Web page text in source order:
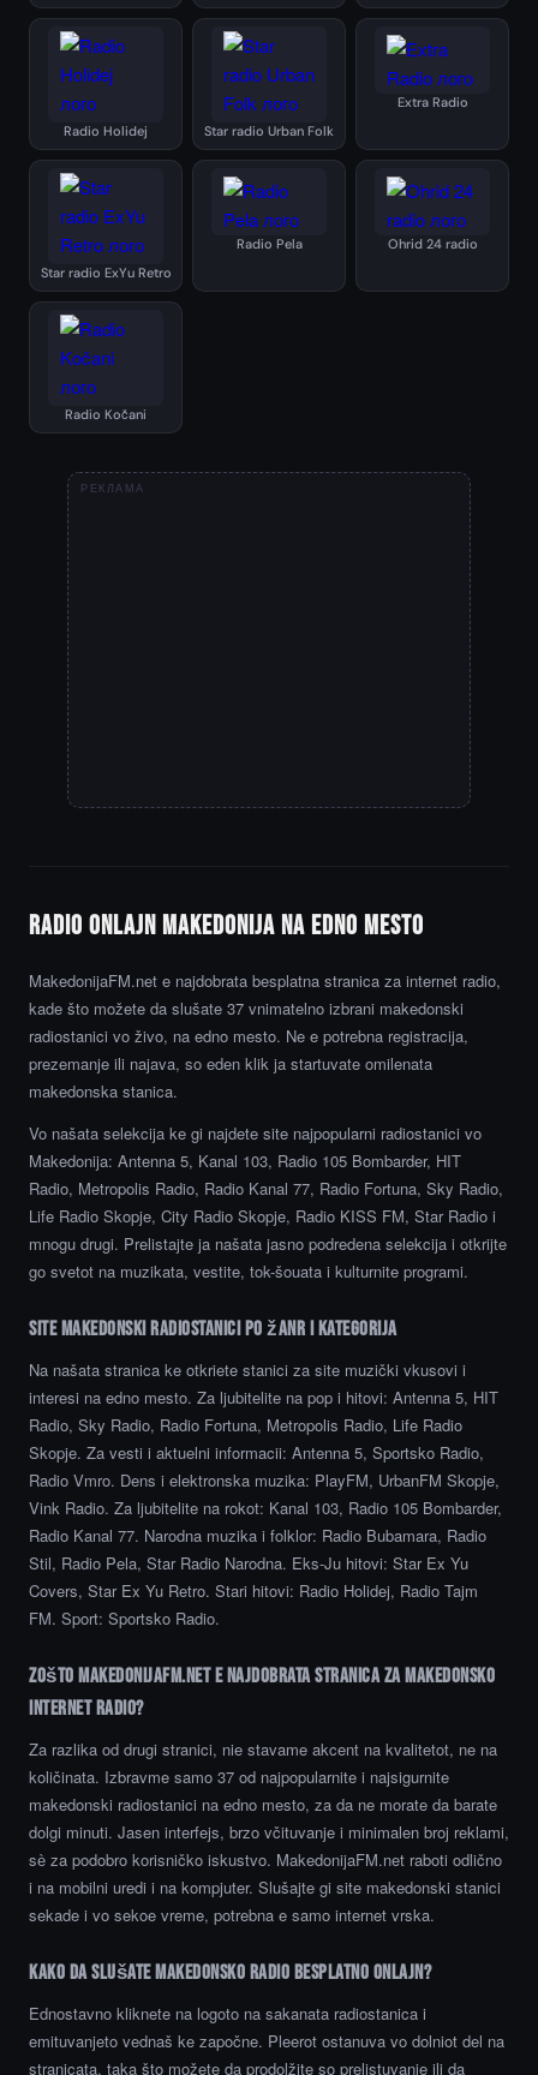
Radio Holidej Star radio Urban Folk
Extra Radio
Star radio ExYu Retro
Radio Pela Ohrid 24 radio
Radio Kočani
РЕКЛАМА
Radio onlajn Makedonija na edno mesto
MakedonijaFM.net e najdobrata besplatna stranica za internet radio,
kade što možete da slušate 37 vnimatelno izbrani makedonski
radiostanici vo živo, na edno mesto. Ne e potrebna registracija,
prezemanje ili najava, so eden klik ja startuvate omilenata
makedonska stanica.
Vo našata selekcija ke gi najdete site najpopularni radiostanici vo
Makedonija: Antenna 5, Kanal 103, Radio 105 Bombarder, HIT
Radio, Metropolis Radio, Radio Kanal 77, Radio Fortuna, Sky Radio,
Life Radio Skopje, City Radio Skopje, Radio KISS FM, Star Radio i
mnogu drugi. Prelistajte ja našata jasno podredena selekcija i otkrijte
go svetot na muzikata, vestite, tok-šouata i kulturnite programi.
Site makedonski radiostanici po žanr i kategorija
Na našata stranica ke otkriete stanici za site muzički vkusovi i
interesi na edno mesto. Za ljubitelite na pop i hitovi: Antenna 5, HIT
Radio, Sky Radio, Radio Fortuna, Metropolis Radio, Life Radio
Skopje. Za vesti i aktuelni informacii: Antenna 5, Sportsko Radio,
Radio Vmro. Dens i elektronska muzika: PlayFM, UrbanFM Skopje,
Vink Radio. Za ljubitelite na rokot: Kanal 103, Radio 105 Bombarder,
Radio Kanal 77. Narodna muzika i folklor: Radio Bubamara, Radio
Stil, Radio Pela, Star Radio Narodna. Eks-Ju hitovi: Star Ex Yu
Covers, Star Ex Yu Retro. Stari hitovi: Radio Holidej, Radio Tajm
FM. Sport: Sportsko Radio.
Zošto MakedonijaFM.net e najdobrata stranica za makedonsko
internet radio?
Za razlika od drugi stranici, nie stavame akcent na kvalitetot, ne na
količinata. Izbravme samo 37 od najpopularnite i najsigurnite
makedonski radiostanici na edno mesto, za da ne morate da barate
dolgi minuti. Jasen interfejs, brzo včituvanje i minimalen broj reklami,
sѐ za podobro korisničko iskustvo. MakedonijaFM.net raboti odlično
i na mobilni uredi i na kompjuter. Slušajte gi site makedonski stanici
sekade i vo sekoe vreme, potrebna e samo internet vrska.
Kako da slušate makedonsko radio besplatno onlajn?
Ednostavno kliknete na logoto na sakanata radiostanica i
emituvanjeto vednaš ke započne. Pleerot ostanuva vo dolniot del na
stranicata, taka što možete da prodolžite so prelistuvanje ili da